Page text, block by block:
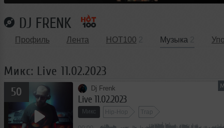
DJ FRENK
Профиль Лента HOT100 Музыка
Микс: Live 11.02.2023
50 Dj Frenk
Live 11.02.2023
Микс Hip-Hop Trap